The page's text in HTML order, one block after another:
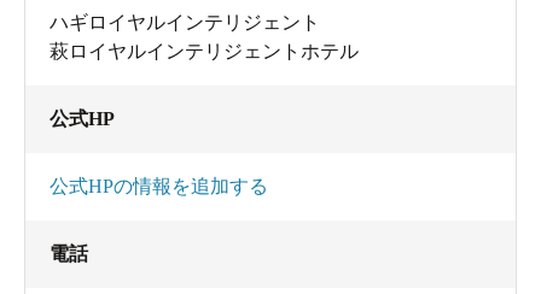
ハギロイヤルインテリジェント
萩ロイヤルインテリジェントホテル
公式HP
公式HPの情報を追加する
電話